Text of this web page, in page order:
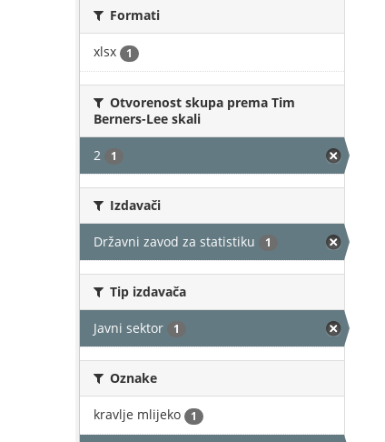
Formati
xlsx 1
Otvorenost skupa prema Tim
Berners-Lee skali
2 1
Izdavači
Državni zavod za statistiku 1
Tip izdavača
Javni sektor 1
Oznake
kravlje mlijeko 1